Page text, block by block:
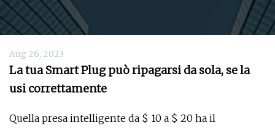
Aug 26, 2023
La tua Smart Plug può ripagarsi da sola, se la
usi correttamente
Quella presa intelligente da $ 10 a $ 20 ha il